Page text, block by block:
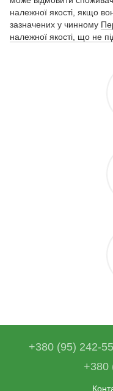
належної якості, якщо
зазначених у чинному
належної якості, що не
+380 (95) 242-
+380